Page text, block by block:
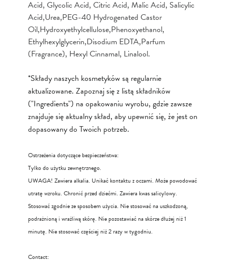
Acid, Glycolic Acid, Citric Acid, Malic Acid, Salicylic
Acid,Urea,PEG-40 Hydrogenated Castor
Oil,Hydroxyethylcellulose,Phenoxyethanol,
Ethylhexylglycerin,Disodium EDTA,Parfum
(Fragrance), Hexyl Cinnamal, Linalool.
*Składy naszych kosmetyków są regularnie
aktualizowane. Zapoznaj się z listą składników
("Ingredients") na opakowaniu wyrobu, gdzie zawsze
znajduje się aktualny skład, aby upewnić się, że jest on
dopasowany do Twoich potrzeb.
Ostrzeżenia dotyczące bezpieczeństwa:
Tylko do użytku zewnętrznego.
UWAGA! Zawiera alkalia. Unikać kontaktu z oczami. Może powodować
utratę wzroku. Chronić przed dziećmi. Zawiera kwas salicylowy.
Stosować zgodnie ze sposobem użycia. Nie stosować na uszkodzoną,
podrażnioną i wrażliwą skórę. Nie pozostawiać na skórze dłużej niż 1
minutę. Nie stosować częściej niż 2 razy w tygodniu.
Contact: